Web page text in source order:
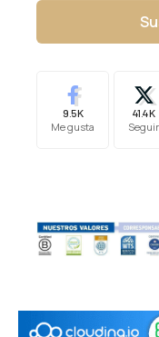
9.5K
Me gusta
41.4K
Seguir